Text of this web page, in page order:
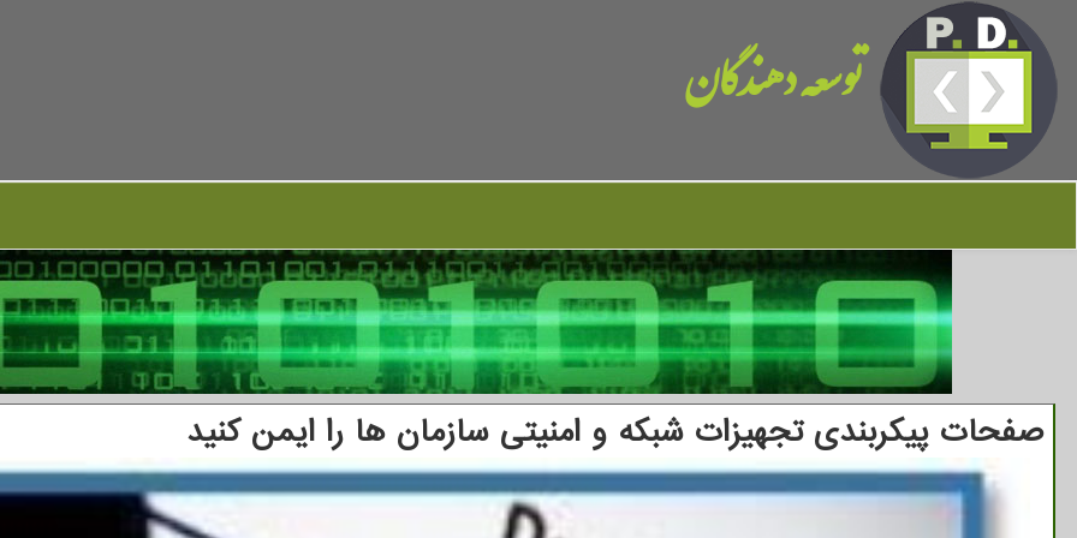
توسعه دهندگان
صفحات پیكربندی تجهیزات شبكه و امنیتی سازمان ها را ایمن كنید